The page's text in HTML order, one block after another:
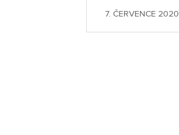
7. ČERVENCE 2020